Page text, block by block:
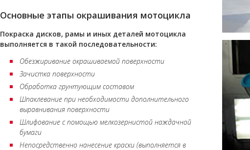
Основные этапы окрашивания мотоцикла
Покраска дисков, рамы и иных деталей мотоцикла
выполняется в такой последовательности:
Обезжиривание окрашиваемой поверхности
Зачистка поверхности
Обработка грунтующим составом
Шпаклевание при необходимости дополнительного
выравнивания поверхности
Шлифование с помощью мелкозернистой наждачной
бумаги
Непосредственно нанесение краски (выполняется в